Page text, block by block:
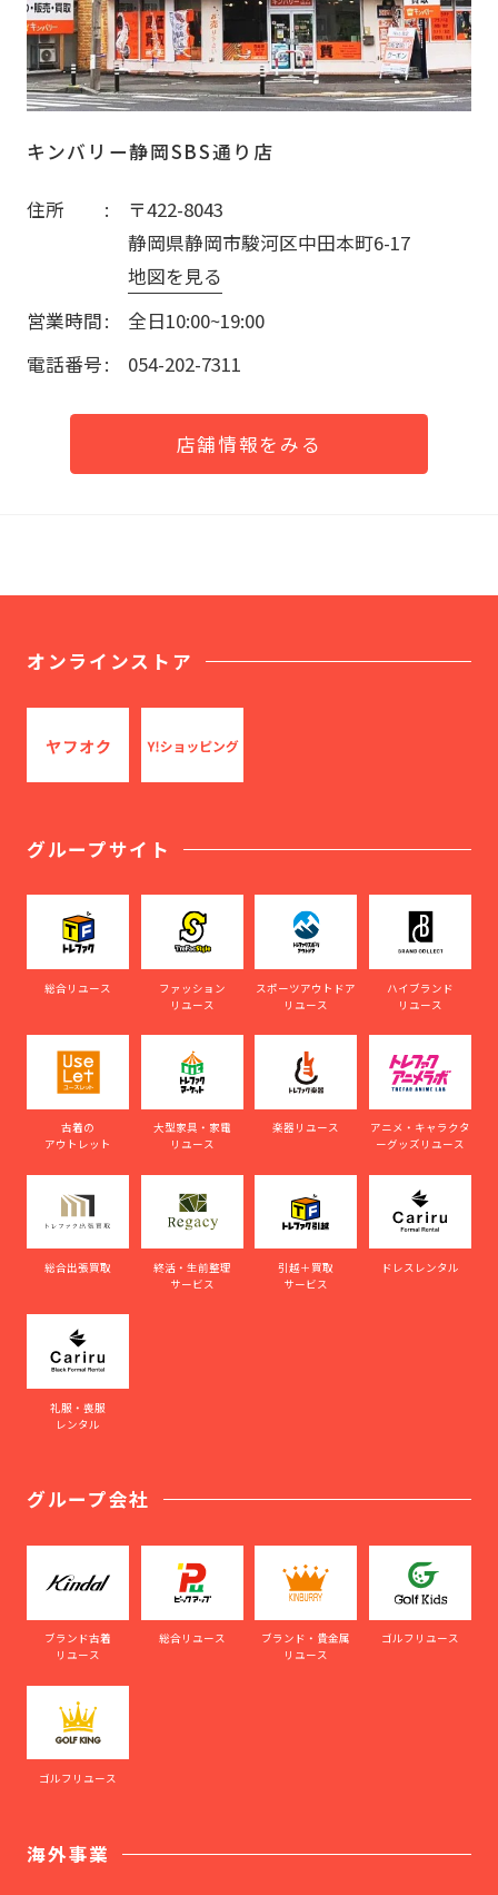
キンバリー静岡SBS通り店
住所
〒422-8043
静岡県静岡市駿河区中田本町6-17
地図を見る
営業時間
全日10:00~19:00
電話番号
054-202-7311
店舗情報をみる
オンラインストア
グループサイト
総合リユース
ファッション
リユース
スポーツアウトドア
リユース
ハイブランド
リユース
古着の
アウトレット
大型家具・家電
リユース
楽器リユース
アニメ・キャラクタ
ーグッズリユース
総合出張買取
終活・生前整理
サービス
引越＋買取
サービス
ドレスレンタル
礼服・喪服
レンタル
グループ会社
ブランド古着
リユース
総合リユース
ブランド・貴金属
リユース
ゴルフリユース
ゴルフリユース
海外事業